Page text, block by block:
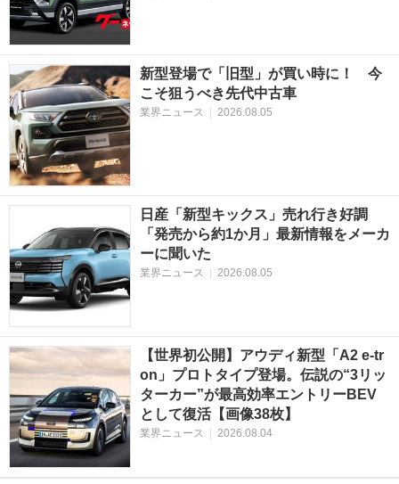
新型登場で「旧型」が買い時に！ 今
こそ狙うべき先代中古車
業界ニュース 2026.08.05
日産「新型キックス」売れ行き好調
「発売から約1か月」最新情報をメーカ
ーに聞いた
業界ニュース 2026.08.05
【世界初公開】アウディ新型「A2 e-tr
on」プロトタイプ登場。伝説の“3リッ
ターカー”が最高効率エントリーBEV
として復活【画像38枚】
業界ニュース 2026.08.04